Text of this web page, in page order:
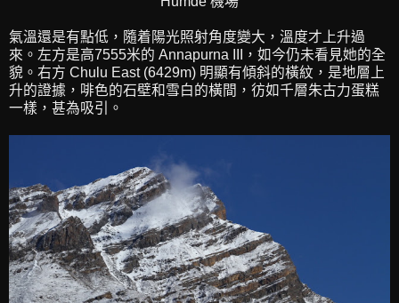
氣溫還是有點低，隨着陽光照射角度變大，溫度才上升過
來。左方是高7555米的 Annapurna III，如今仍未看見她的全
貌。右方 Chulu East (6429m) 明顯有傾斜的橫紋，是地層上
升的證據，啡色的石壁和雪白的橫間，彷如千層朱古力蛋糕
一樣，甚為吸引。